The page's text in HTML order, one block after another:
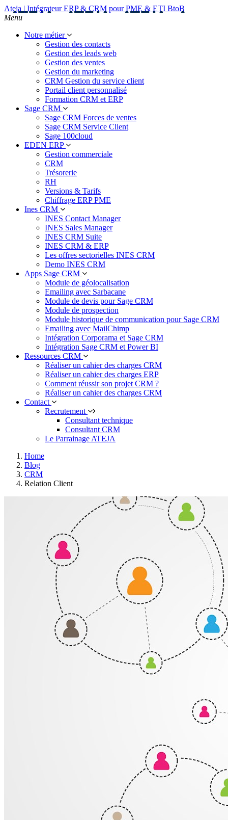
Ateja | Intégrateur ERP & CRM pour PME & ETI BtoB
Menu
Notre métier
Gestion des contacts
Gestion des leads web
Gestion des ventes
Gestion du marketing
CRM Gestion du service client
Portail client personnalisé
Formation CRM et ERP
Sage CRM
Sage CRM Forces de ventes
Sage CRM Service Client
Sage 100cloud
EDEN ERP
Gestion commerciale
CRM
Trésorerie
RH
Versions & Tarifs
Chiffrage ERP PME
Ines CRM
INES Contact Manager
INES Sales Manager
INES CRM Suite
INES CRM & ERP
Les offres sectorielles INES CRM
Demo INES CRM
Apps Sage CRM
Module de géolocalisation
Emailing avec Sarbacane
Module de devis pour Sage CRM
Module de prospection
Module historique de communication pour Sage CRM
Emailing avec MailChimp
Intégration Corporama et Sage CRM
Intégration Sage CRM et Power BI
Ressources CRM
Réaliser un cahier des charges CRM
Réaliser un cahier des charges ERP
Comment réussir son projet CRM ?
Réaliser un cahier des charges CRM
Contact
Recrutement
Consultant technique
Consultant CRM
Le Parrainage ATEJA
Home
Blog
CRM
Relation Client